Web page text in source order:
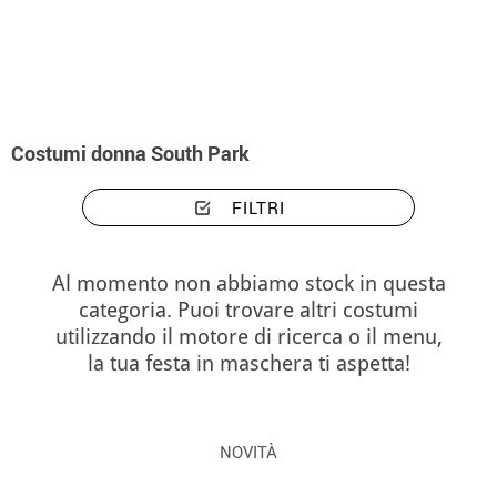
Costumi donna South Park
FILTRI
Al momento non abbiamo stock in questa
categoria. Puoi trovare altri costumi
utilizzando il motore di ricerca o il menu,
la tua festa in maschera ti aspetta!
NOVITÀ